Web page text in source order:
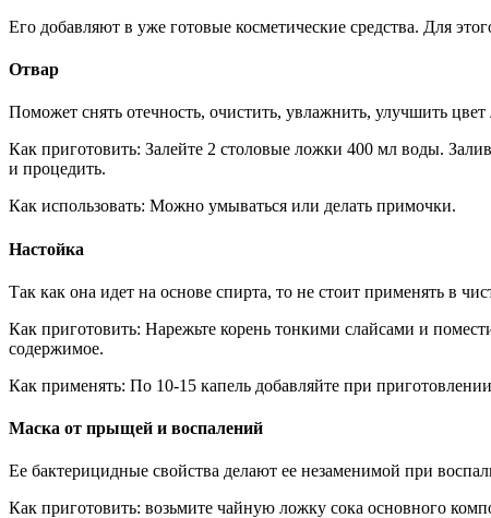
Его добавляют в уже готовые косметические средства. Для
Отвар
Поможет снять отечность, очистить, увлажнить, улучшить цвет
Как приготовить: Залейте 2 столовые ложки 400 мл воды.
и процедить.
Как использовать: Можно умываться или делать примочки.
Настойка
Так как она идет на основе спирта, то не стоит применять в
Как приготовить: Нарежьте корень тонкими слайсами и
содержимое.
Как применять: По 10-15 капель добавляйте при
Маска от прыщей и воспалений
Ее бактерицидные свойства делают ее незаменимой при
Как приготовить: возьмите чайную ложку сока основного